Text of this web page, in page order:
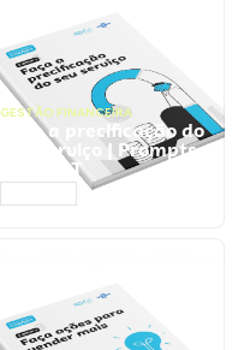
GESTÃO FINANCEIRA
Faça a precificação do
seu serviço | Prompts
ChatGPT